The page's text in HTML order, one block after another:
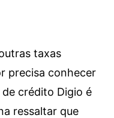
taxas
precisa conhecer
crédito Digio é
ressaltar que